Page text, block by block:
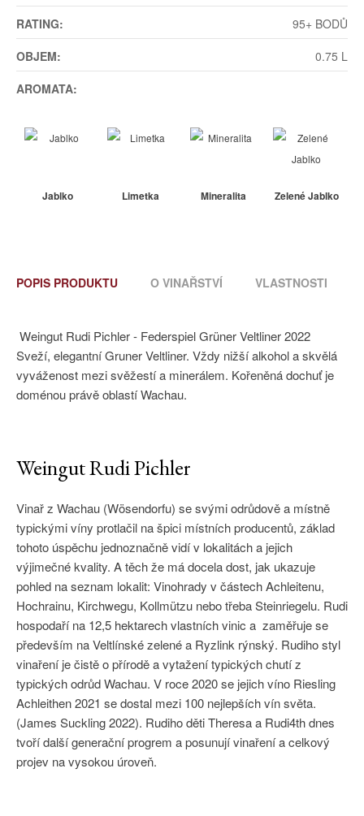
RATING:
95+ BODŮ
OBJEM:
0.75 L
AROMATA:
Jablko Limetka Mineralita Zelené Jablko
POPIS PRODUKTU O VINAŘSTVÍ VLASTNOSTI
Weingut Rudi Pichler - Federspiel Grüner Veltliner 2022
Sveží, elegantní Gruner Veltliner. Vždy nižší alkohol a skvělá
vyváženost mezi svěžestí a minerálem. Kořeněná dochuť je
doménou právě oblastí Wachau.
Weingut Rudi Pichler
Vinař z Wachau (Wösendorfu) se svými odrůdově a místně
typickými víny protlačil na špici místních producentů, základ
tohoto úspěchu jednoznačně vidí v lokalitách a jejich
výjimečné kvality. A těch že má docela dost, jak ukazuje
pohled na seznam lokalit: Vinohrady v částech Achleitenu,
Hochrainu, Kirchwegu, Kollmützu nebo třeba Steinriegelu. Rudi
hospodaří na 12,5 hektarech vlastních vinic a zaměřuje se
především na Veltlínské zelené a Ryzlink rýnský. Rudiho styl
vinaření je čistě o přírodě a vytažení typických chutí z
typických odrůd Wachau. V roce 2020 se jejich víno Riesling
Achleithen 2021 se dostal mezi 100 nejlepších vín světa.
(James Suckling 2022). Rudiho děti Theresa a Rudi4th dnes
tvoří další generační progrem a posunují vinaření a celkový
projev na vysokou úroveň.